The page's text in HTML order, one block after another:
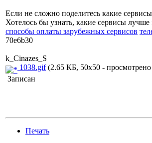
Если не сложно поделитесь какие
Хотелось бы узнать, какие сервисы
способы оплаты зарубежных сервисов
70e6b30
k_Cinazes_S
1038.gif(2.65 КБ, 50x50 - просмотрено
Записан
Печать